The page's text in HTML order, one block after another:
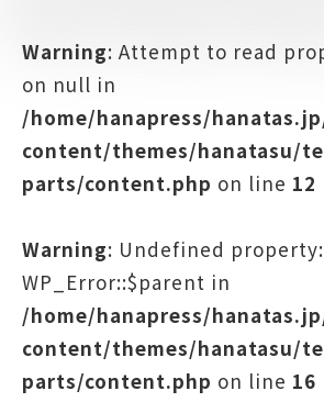
Warning: Attempt to read
on null in
/home/hanapress/
content/themes/hanatasu/
parts/content.php on line 12
Warning: Undefined property:
WP_Error::$parent in
/home/hanapress/
content/themes/hanatasu/
parts/content.php on line 16